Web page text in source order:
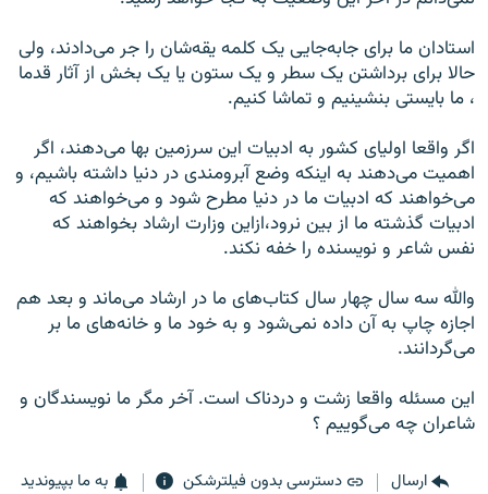
استادان ما برای جابه‌جایی یک کلمه یقه‌شان را جر می‌دادند، ولی
حالا برای برداشتن یک سطر و یک ستون یا یک بخش از آثار قدما
، ما بایستی بنشینیم و تماشا کنیم.
اگر واقعا اولیای کشور به ادبیات این سرزمین بها می‌دهند، اگر
اهمیت می‌دهند به اینکه وضع آبرومندی در دنیا داشته باشیم، و
می‌خواهند که ادبیات ما در دنیا مطرح شود و می‌خواهند که
ادبیات گذشته ما از بین نرود،ازاین وزارت ارشاد بخواهند که
نفس شاعر و نویسنده را خفه نکند.
والله سه سال چهار سال کتاب‌های ما در ارشاد می‌ماند و بعد هم
اجازه چاپ به آن داده نمی‌شود و به خود ما و خانه‌های ما ‌بر
می‌گردانند.
این مسئله واقعا زشت و دردناک است. آخر مگر ما نویسندگان و
شاعران چه می‌گوییم ؟
ارسال دسترسی بدون فیلترشکن به ما بپیوندید